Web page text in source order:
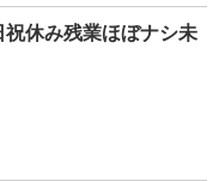
休み残業ほぼナシ未